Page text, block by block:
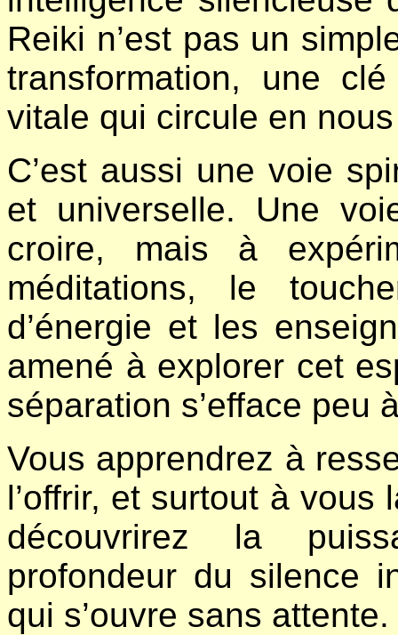
Reiki n’est pas un
transformation, une
vitale qui circule en
C’est aussi une voie
et universelle. Une
croire, mais à
méditations, le
d’énergie et les
amené à explorer cet
séparation s’efface peu
Vous apprendrez à
l’offrir, et surtout à
découvrirez la
profondeur du silence
qui s’ouvre sans attente.